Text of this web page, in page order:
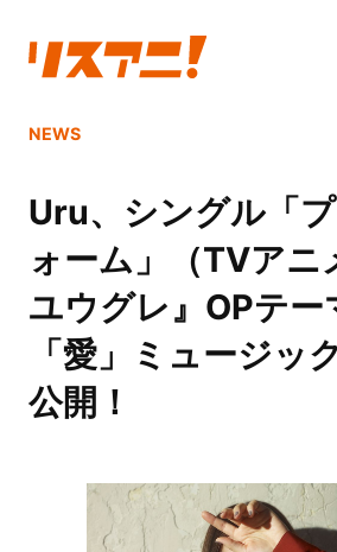
NEWS
Uru、シングル「
ォーム」（TVアニ
ユウグレ』OPテー
「愛」ミュージッ
公開！